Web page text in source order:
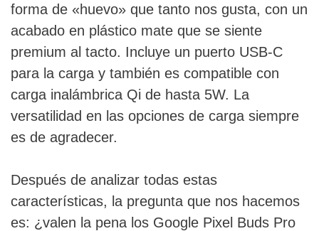
forma de «huevo» que tanto nos gusta, con un
acabado en plástico mate que se siente
premium al tacto. Incluye un puerto USB-C
para la carga y también es compatible con
carga inalámbrica Qi de hasta 5W. La
versatilidad en las opciones de carga siempre
es de agradecer.
Después de analizar todas estas
características, la pregunta que nos hacemos
es: ¿valen la pena los Google Pixel Buds Pro